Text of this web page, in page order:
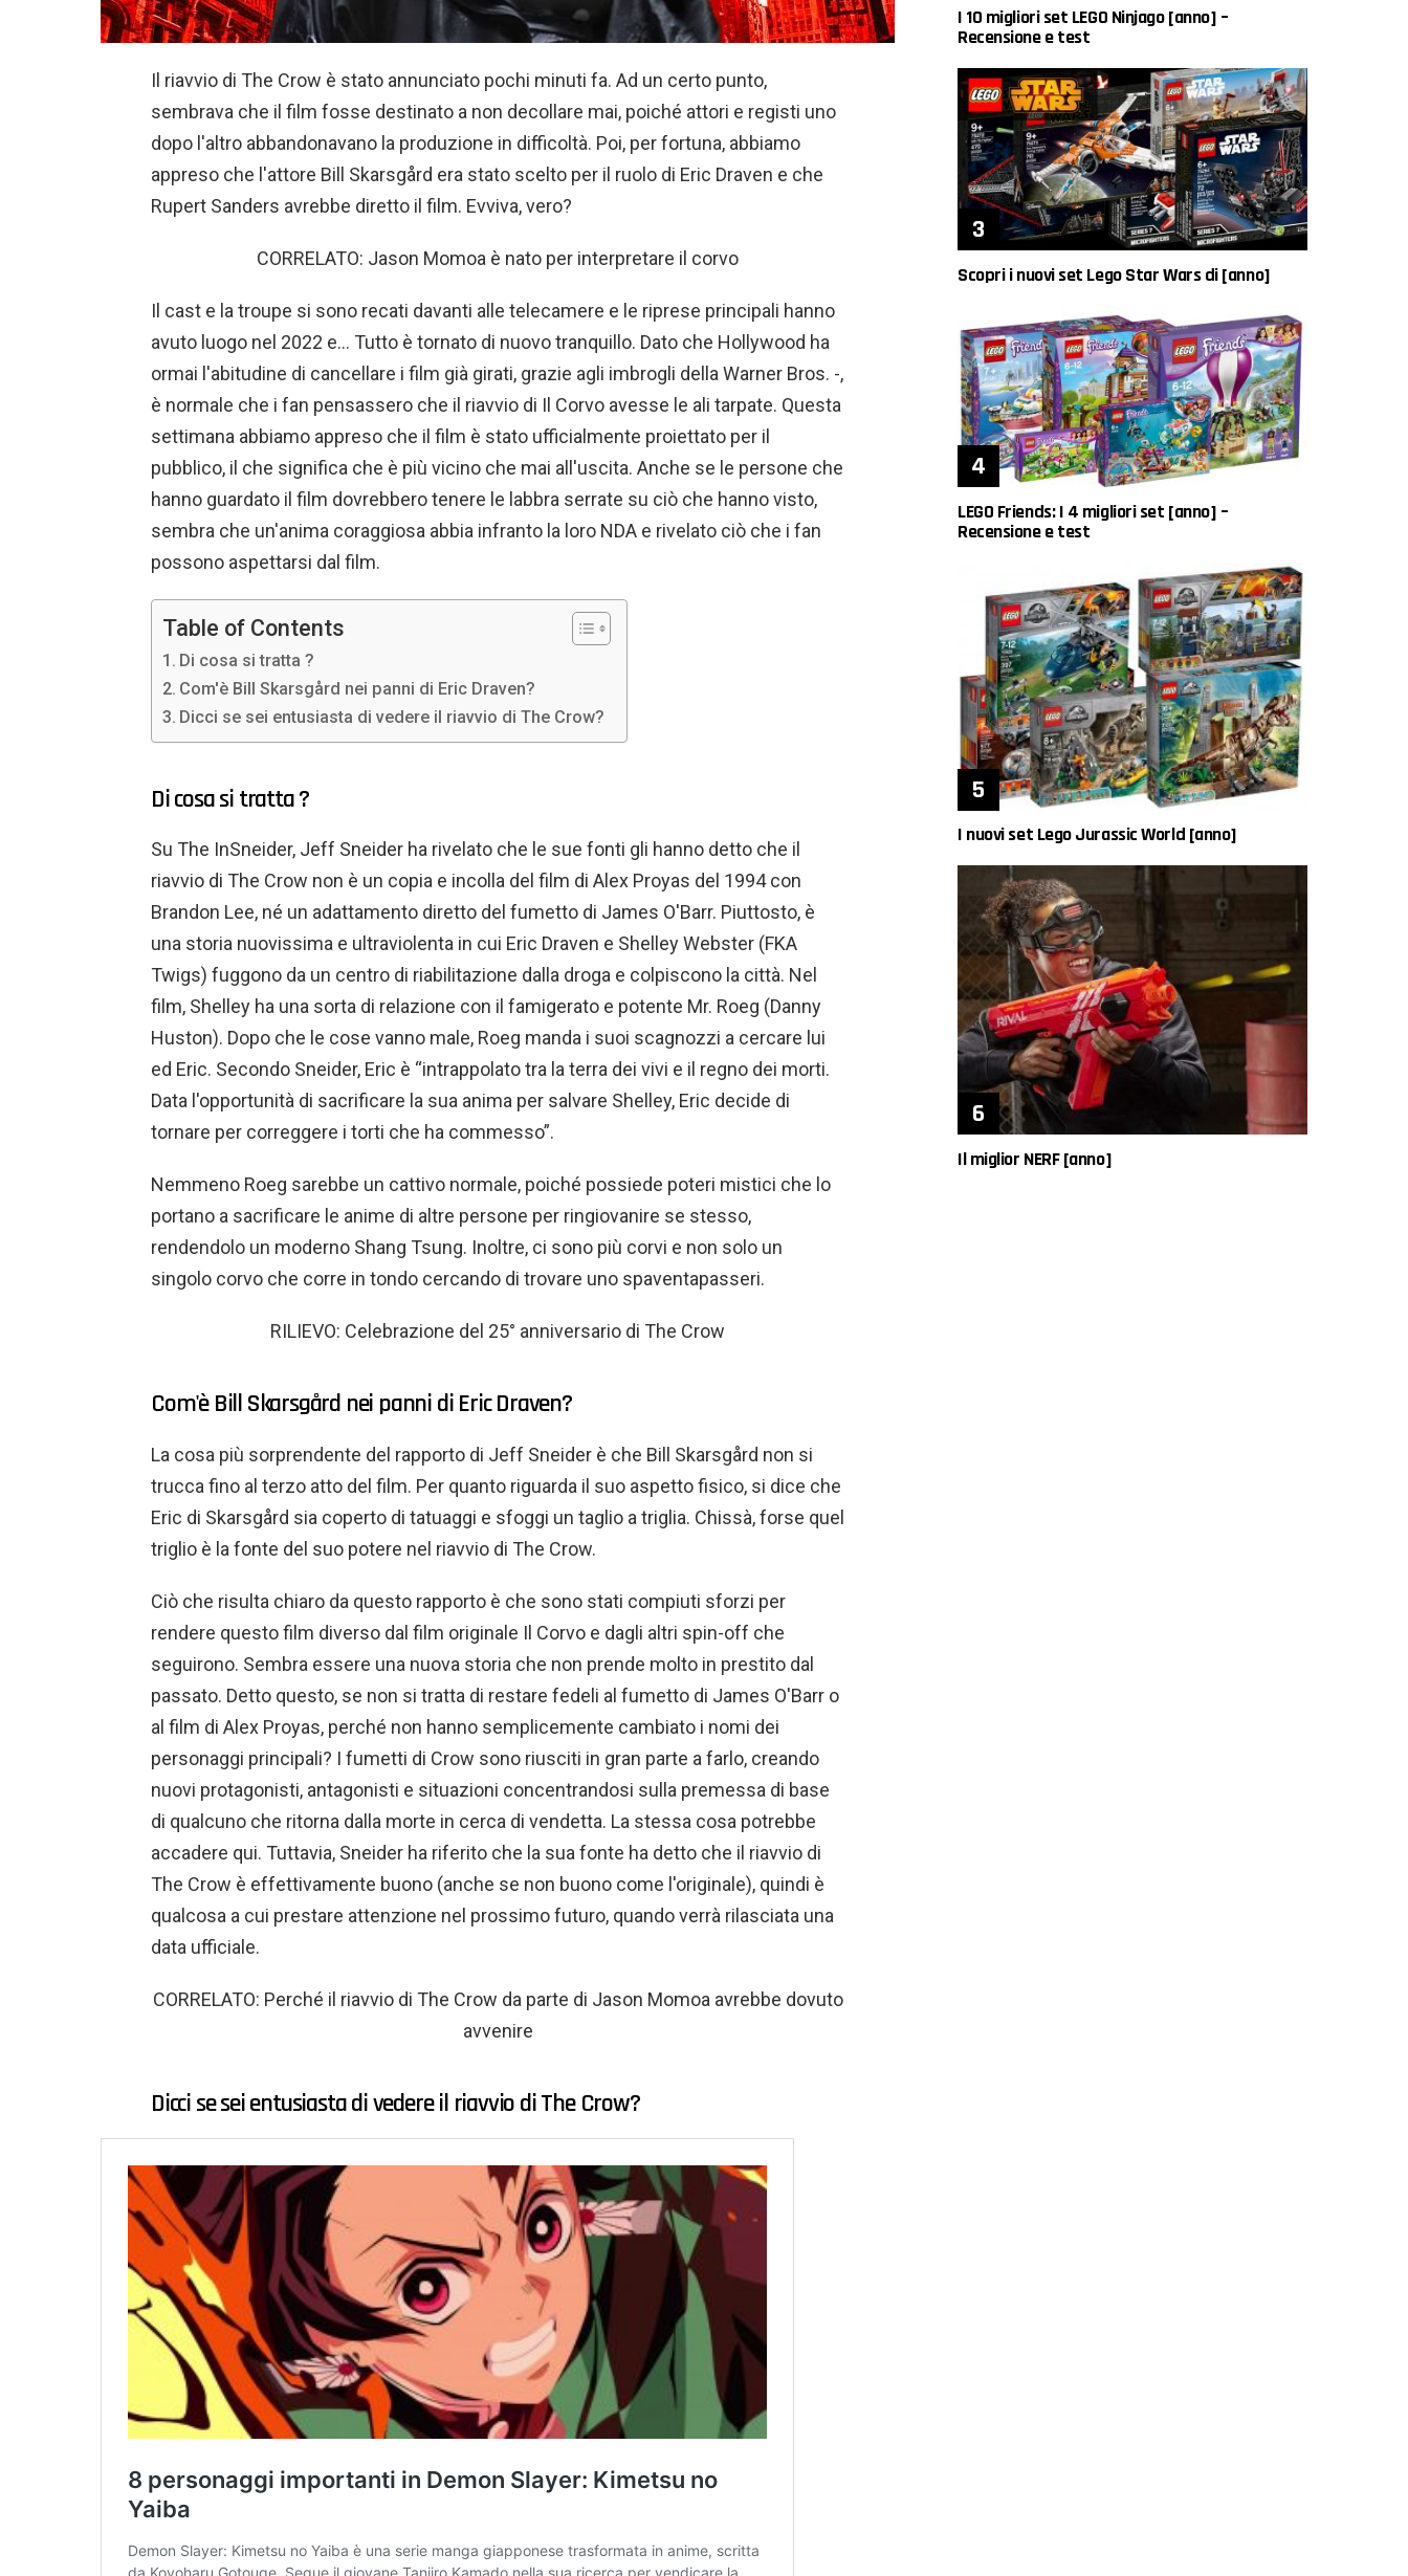
Il riavvio di The Crow è stato annunciato pochi minuti fa. Ad un certo punto,
sembrava che il film fosse destinato a non decollare mai, poiché attori e registi uno
dopo l'altro abbandonavano la produzione in difficoltà. Poi, per fortuna, abbiamo
appreso che l'attore Bill Skarsgård era stato scelto per il ruolo di Eric Draven e che
Rupert Sanders avrebbe diretto il film. Evviva, vero?
CORRELATO: Jason Momoa è nato per interpretare il corvo
Il cast e la troupe si sono recati davanti alle telecamere e le riprese principali hanno
avuto luogo nel 2022 e… Tutto è tornato di nuovo tranquillo. Dato che Hollywood ha
ormai l'abitudine di cancellare i film già girati, grazie agli imbrogli della Warner Bros. -,
è normale che i fan pensassero che il riavvio di Il Corvo avesse le ali tarpate. Questa
settimana abbiamo appreso che il film è stato ufficialmente proiettato per il
pubblico, il che significa che è più vicino che mai all'uscita. Anche se le persone che
hanno guardato il film dovrebbero tenere le labbra serrate su ciò che hanno visto,
sembra che un'anima coraggiosa abbia infranto la loro NDA e rivelato ciò che i fan
possono aspettarsi dal film.
Table of Contents
Di cosa si tratta ?
Com'è Bill Skarsgård nei panni di Eric Draven?
Dicci se sei entusiasta di vedere il riavvio di The Crow?
Di cosa si tratta ?
Su The InSneider, Jeff Sneider ha rivelato che le sue fonti gli hanno detto che il
riavvio di The Crow non è un copia e incolla del film di Alex Proyas del 1994 con
Brandon Lee, né un adattamento diretto del fumetto di James O'Barr. Piuttosto, è
una storia nuovissima e ultraviolenta in cui Eric Draven e Shelley Webster (FKA
Twigs) fuggono da un centro di riabilitazione dalla droga e colpiscono la città. Nel
film, Shelley ha una sorta di relazione con il famigerato e potente Mr. Roeg (Danny
Huston). Dopo che le cose vanno male, Roeg manda i suoi scagnozzi a cercare lui
ed Eric. Secondo Sneider, Eric è “intrappolato tra la terra dei vivi e il regno dei morti.
Data l'opportunità di sacrificare la sua anima per salvare Shelley, Eric decide di
tornare per correggere i torti che ha commesso”.
Nemmeno Roeg sarebbe un cattivo normale, poiché possiede poteri mistici che lo
portano a sacrificare le anime di altre persone per ringiovanire se stesso,
rendendolo un moderno Shang Tsung. Inoltre, ci sono più corvi e non solo un
singolo corvo che corre in tondo cercando di trovare uno spaventapasseri.
RILIEVO: Celebrazione del 25° anniversario di The Crow
Com'è Bill Skarsgård nei panni di Eric Draven?
La cosa più sorprendente del rapporto di Jeff Sneider è che Bill Skarsgård non si
trucca fino al terzo atto del film. Per quanto riguarda il suo aspetto fisico, si dice che
Eric di Skarsgård sia coperto di tatuaggi e sfoggi un taglio a triglia. Chissà, forse quel
triglio è la fonte del suo potere nel riavvio di The Crow.
Ciò che risulta chiaro da questo rapporto è che sono stati compiuti sforzi per
rendere questo film diverso dal film originale Il Corvo e dagli altri spin-off che
seguirono. Sembra essere una nuova storia che non prende molto in prestito dal
passato. Detto questo, se non si tratta di restare fedeli al fumetto di James O'Barr o
al film di Alex Proyas, perché non hanno semplicemente cambiato i nomi dei
personaggi principali? I fumetti di Crow sono riusciti in gran parte a farlo, creando
nuovi protagonisti, antagonisti e situazioni concentrandosi sulla premessa di base
di qualcuno che ritorna dalla morte in cerca di vendetta. La stessa cosa potrebbe
accadere qui. Tuttavia, Sneider ha riferito che la sua fonte ha detto che il riavvio di
The Crow è effettivamente buono (anche se non buono come l'originale), quindi è
qualcosa a cui prestare attenzione nel prossimo futuro, quando verrà rilasciata una
data ufficiale.
CORRELATO: Perché il riavvio di The Crow da parte di Jason Momoa avrebbe dovuto
avvenire
Dicci se sei entusiasta di vedere il riavvio di The Crow?
I 10 migliori set LEGO Ninjago [anno] –
Recensione e test
Scopri i nuovi set Lego Star Wars di [anno]
LEGO Friends: I 4 migliori set [anno] –
Recensione e test
I nuovi set Lego Jurassic World [anno]
Il miglior NERF [anno]